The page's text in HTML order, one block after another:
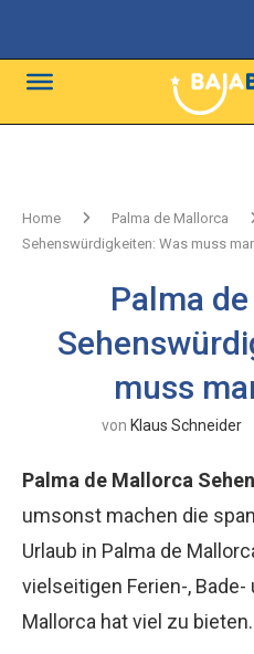
Home Palma de Mallorca
Sehenswürdigkeiten: Was muss
Palma
muss
von Klaus Schneider
Palma de Mallorca
umsonst machen die
Urlaub in Palma de
vielseitigen Ferien-, Bade-
Mallorca hat viel zu bieten.